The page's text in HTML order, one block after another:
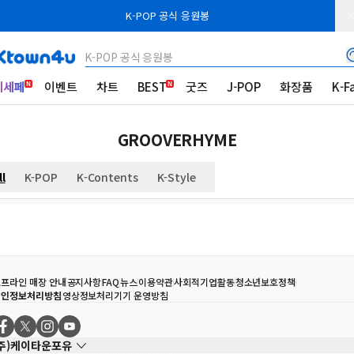
K-POP 공식 응원봉
K-POP 공식 응원봉
세페 이벤트 차트 BEST 굿즈 J-POP 화장품 K-
GROOVERHYME
K-POP K-Contents K-Style
라인 매장 안내공지사항FAQ뉴스이용약관사회적기업활동청소년보호정책
정보처리방침영상정보처리기기 운영방침
)케이타운포유